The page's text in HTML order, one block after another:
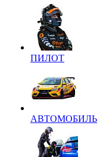
ПИЛОТ
АВТОМОБИЛЬ